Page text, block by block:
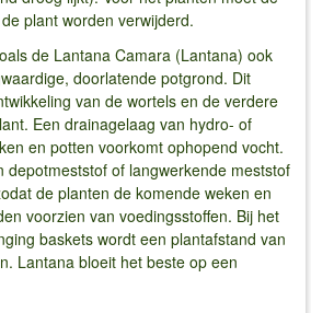
plant worden verwijderd.
de Lantana Camara (Lantana) ook
doorlatende potgrond. Dit
van de wortels en de verdere
Een drainagelaag van hydro- of
en potten voorkomt ophopend vocht.
depotmeststof of langwerkende meststof
de planten de komende weken en
voorzien van voedingsstoffen. Bij het
baskets wordt een plantafstand van
Lantana bloeit het beste op een